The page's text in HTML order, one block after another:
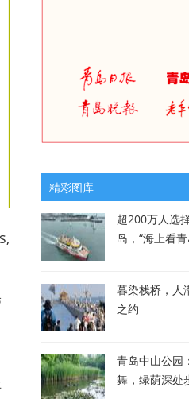
精彩图库
超200万人选
岛，“海上看
暮染栈桥，人
之约
青岛中山公园
舞，绿荫深处